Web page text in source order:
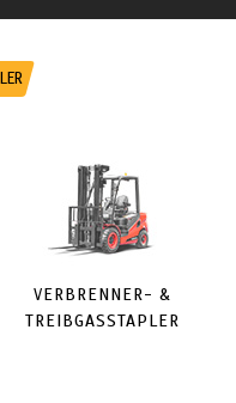
VERBRENNER- &
TREIBGASSTAPLER